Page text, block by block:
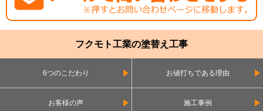
フクモト工業の塗替え工事
6つのこだわり お値打ちである理由
お客様の声 施工事例